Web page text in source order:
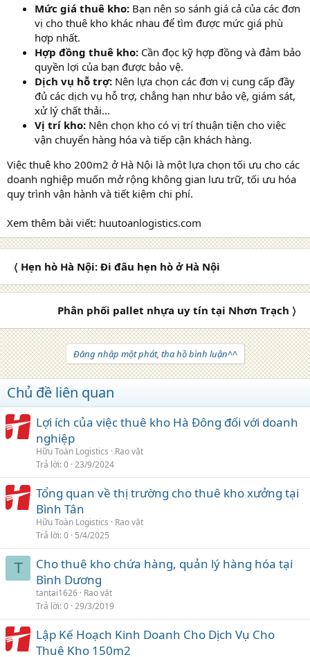
Mức giá thuê kho: Bạn nên so sánh giá cả của các đơn
vị cho thuê kho khác nhau để tìm được mức giá phù
hợp nhất.
Hợp đồng thuê kho: Cần đọc kỹ hợp đồng và đảm bảo
quyền lợi của bạn được bảo vệ.
Dịch vụ hỗ trợ: Nên lựa chọn các đơn vị cung cấp đầy
đủ các dịch vụ hỗ trợ, chẳng hạn như bảo vệ, giám sát,
xử lý chất thải...
Vị trí kho: Nên chọn kho có vị trí thuận tiện cho việc
vận chuyển hàng hóa và tiếp cận khách hàng.
Việc thuê kho 200m2 ở Hà Nội là một lựa chọn tối ưu cho các
doanh nghiệp muốn mở rộng không gian lưu trữ, tối ưu hóa
quy trình vận hành và tiết kiệm chi phí.
Xem thêm bài viết: huutoanlogistics.com
〈 Hẹn hò Hà Nội: Đi đâu hẹn hò ở Hà Nội
Phân phối pallet nhựa uy tín tại Nhơn Trạch 〉
Đăng nhập một phát, tha hồ bình luận^^
Chủ đề liên quan
Lợi ích của việc thuê kho Hà Đông đối với doanh
nghiệp
Hữu Toàn Logistics
Rao vặt
Trả lời 0 23/9/2024
Tổng quan về thị trường cho thuê kho xưởng tại
Bình Tân
Hữu Toàn Logistics
Rao vặt
Trả lời 0 5/4/2025
T
Cho thuê kho chứa hàng, quản lý hàng hóa tại
Bình Dương
tantai1626 Rao vặt
Trả lời 0 29/3/2019
Lập Kế Hoạch Kinh Doanh Cho Dịch Vụ Cho
Thuê Kho 150m2